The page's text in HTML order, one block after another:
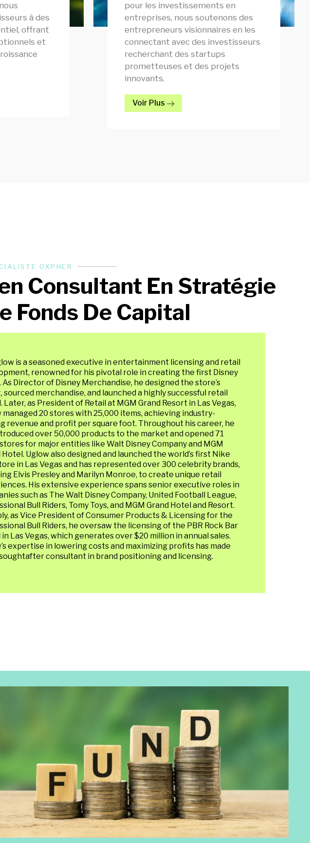
à des
offrant
et
pour les investissements en
entreprises, nous soutenons des
entrepreneurs visionnaires en les
connectant avec des investisseurs
recherchant des startups
prometteuses et des projets
innovants.
Voir Plus
OXPHER
Consultant En Stratégie
Fonds De Capital
is a seasoned executive in entertainment licensing and retail
renowned for his pivotal role in creating the first Disney
As Director of Disney Merchandise, he designed the store’s
sourced merchandise, and launched a highly successful retail
Later, as President of Retail at MGM Grand Resort in Las Vegas,
managed 20 stores with 25,000 items, achieving industry-
revenue and profit per square foot. Throughout his career, he
over 50,000 products to the market and opened 71
for major entities like Walt Disney Company and MGM
Hotel. Uglow also designed and launched the world’s first Nike
in Las Vegas and has represented over 300 celebrity brands,
Elvis Presley and Marilyn Monroe, to create unique retail
His extensive experience spans senior executive roles in
such as The Walt Disney Company, United Football League,
Bull Riders, Tomy Toys, and MGM Grand Hotel and Resort.
as Vice President of Consumer Products & Licensing for the
Bull Riders, he oversaw the licensing of the PBR Rock Bar
in Las Vegas, which generates over $20 million in annual sales.
expertise in lowering costs and maximizing profits has made
soughtafter consultant in brand positioning and licensing.